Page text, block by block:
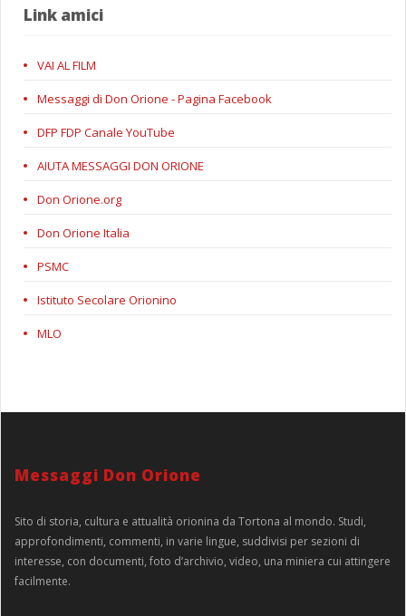
Link amici
VAI AL FILM
Messaggi di Don Orione - Pagina Facebook
DFP FDP Canale YouTube
AIUTA MESSAGGI DON ORIONE
Don Orione.org
Don Orione Italia
PSMC
Istituto Secolare Orionino
MLO
Messaggi Don Orione
Sito di storia, cultura e attualità orionina da Tortona al mondo. Studi,
approfondimenti, commenti, in varie lingue, suddivisi per sezioni di
interesse, con documenti, foto d’archivio, video, una miniera cui attingere
facilmente.